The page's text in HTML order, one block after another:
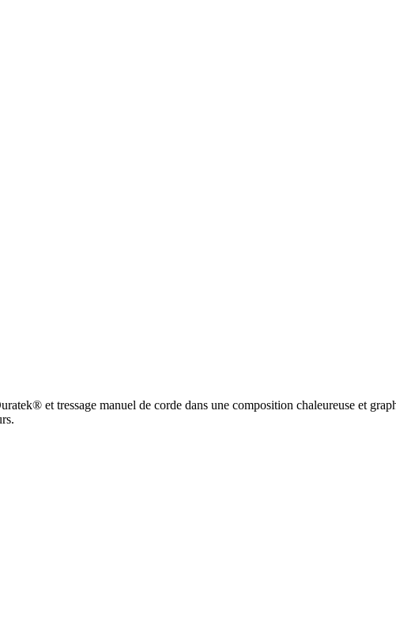
et tressage manuel de corde dans une composition chaleureuse et